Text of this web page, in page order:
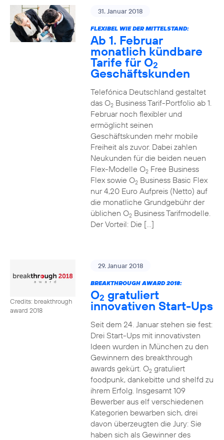
31. Januar 2018
FLEXIBEL WIE DER MITTELSTAND:
Ab 1. Februar
monatlich kündbare
Tarife für O2
Geschäftskunden
Telefónica Deutschland gestaltet
das O2Business Tarif-Portfolio ab 1.
Februar noch flexibler und
ermöglicht seinen
Geschäftskunden mehr mobile
Freiheit als zuvor. Dabei zahlen
Neukunden für die beiden neuen
Flex-Modelle O2Free Business
Flex sowie O2Business Basic Flex
nur 4,20 Euro Aufpreis (Netto) auf
die monatliche Grundgebühr der
üblichen O2Business Tarifmodelle.
Der Vorteil: Die […]
Credits: breakthrough
award 2018
29. Januar 2018
BREAKTHROUGH AWARD 2018:
O2 gratuliert
innovativen Start-Ups
Seit dem 24. Januar stehen sie fest:
Drei Start-Ups mit innovativsten
Ideen wurden in München zu den
Gewinnern des breakthrough
awards gekürt. O2gratuliert
foodpunk, dankebitte und shelfd zu
ihrem Erfolg. Insgesamt 109
Bewerber aus elf verschiedenen
Kategorien bewarben sich, drei
davon überzeugten die Jury: Sie
haben sich als Gewinner des